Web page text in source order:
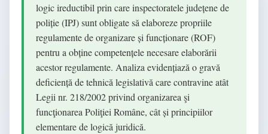
logic ireductibil prin care inspectoratele județene de
poliție (IPJ) sunt obligate să elaboreze propriile
regulamente de organizare și funcționare (ROF)
pentru a obține competențele necesare elaborării
acestor regulamente. Analiza evidențiază o gravă
deficiență de tehnică legislativă care contravine atât
Legii nr. 218/2002 privind organizarea şi
funcţionarea Poliţiei Române, cât și principiilor
elementare de logică juridică.